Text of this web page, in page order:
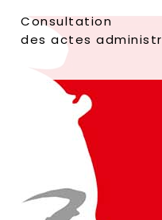
Consultation
des actes